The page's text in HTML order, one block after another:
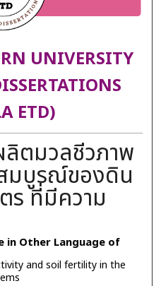
UNIVERSITY
ETD)
ตมวลชีวภาพ
มบูรณ์ของดิน
ร ที่มีความ
in Other Language of
and soil fertility in the